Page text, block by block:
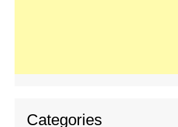
Categories